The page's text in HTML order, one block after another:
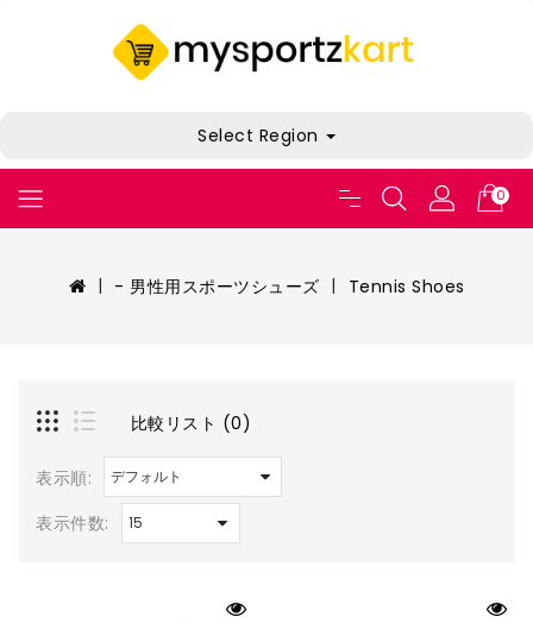
Select Region
0
- 男性用スポーツシューズ Tennis Shoes
比較リスト (0)
表示順:
表示件数: